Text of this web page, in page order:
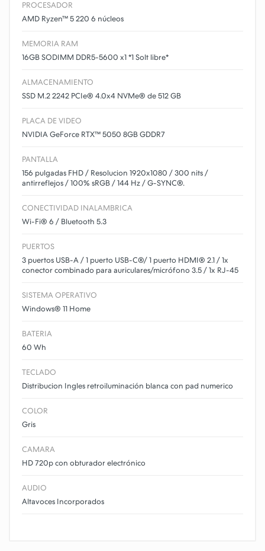
PROCESADOR
AMD Ryzen™ 5 220 6 núcleos
MEMORIA RAM
16GB SODIMM DDR5-5600 x1 *1 Solt libre*
ALMACENAMIENTO
SSD M.2 2242 PCIe® 4.0x4 NVMe® de 512 GB
PLACA DE VIDEO
NVIDIA GeForce RTX™ 5050 8GB GDDR7
PANTALLA
156 pulgadas FHD / Resolucion 1920x1080 / 300 nits /
antirreflejos / 100% sRGB / 144 Hz / G-SYNC®.
CONECTIVIDAD INALAMBRICA
Wi-Fi® 6 / Bluetooth 5.3
PUERTOS
3 puertos USB-A / 1 puerto USB-C®/ 1 puerto HDMI® 2.1 / 1x
conector combinado para auriculares/micrófono 3.5 / 1x RJ-45
SISTEMA OPERATIVO
Windows® 11 Home
BATERIA
60 Wh
TECLADO
Distribucion Ingles retroiluminación blanca con pad numerico
COLOR
Gris
CAMARA
HD 720p con obturador electrónico
AUDIO
Altavoces Incorporados